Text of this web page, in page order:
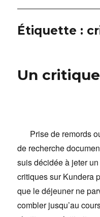
Étiquette :
Un
Prise de remords
de recherche
suis décidée à jeter
critiques sur Kundera
que le déjeuner ne
combler jusqu’au